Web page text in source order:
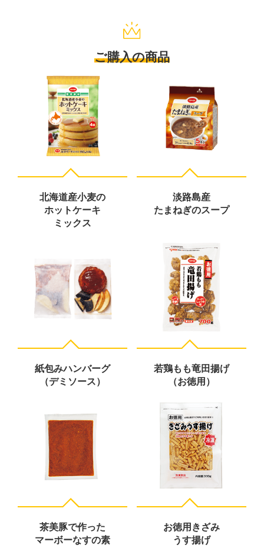
ご購入の商品
北海道産小麦の
ホットケーキ
ミックス
淡路島産
たまねぎのスープ
紙包みハンバーグ
（デミソース）
若鶏もも竜田揚げ
（お徳用）
茶美豚で作った
マーボーなすの素
お徳用きざみ
うす揚げ